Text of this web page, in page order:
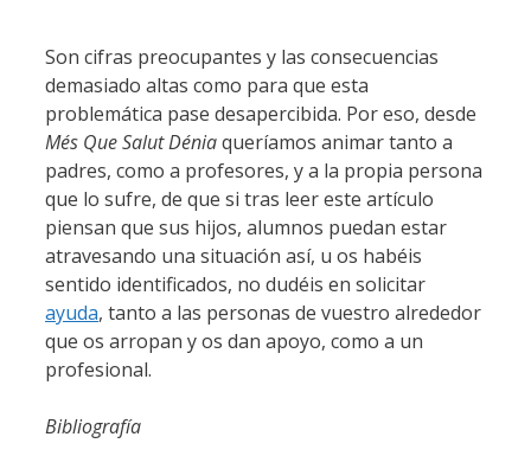
Son cifras preocupantes y las consecuencias
demasiado altas como para que esta
problemática pase desapercibida. Por eso, desde
Més Que Salut Déniaqueríamos animar tanto a
padres, como a profesores, y a la propia persona
que lo sufre, de que si tras leer este artículo
piensan que sus hijos, alumnos puedan estar
atravesando una situación así, u os habéis
sentido identificados, no dudéis en solicitar
ayuda, tanto a las personas de vuestro alrededor
que os arropan y os dan apoyo, como a un
profesional.
Bibliografía